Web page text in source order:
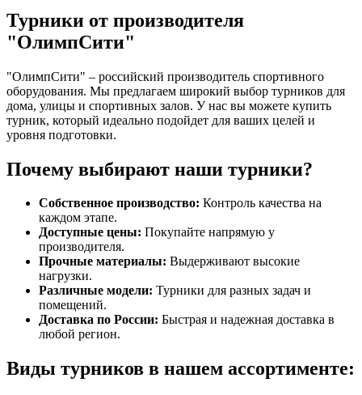
Турники от производителя
"ОлимпСити"
"ОлимпСити" – российский производитель спортивного
оборудования. Мы предлагаем широкий выбор турников для
дома, улицы и спортивных залов. У нас вы можете купить
турник, который идеально подойдет для ваших целей и
уровня подготовки.
Почему выбирают наши турники?
Собственное производство: Контроль качества на
каждом этапе.
Доступные цены: Покупайте напрямую у
производителя.
Прочные материалы: Выдерживают высокие
нагрузки.
Различные модели: Турники для разных задач и
помещений.
Доставка по России: Быстрая и надежная доставка в
любой регион.
Виды турников в нашем ассортименте: